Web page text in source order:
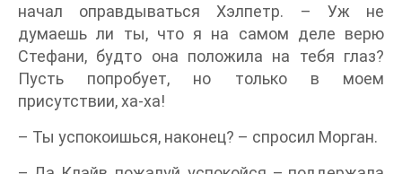
начал оправдываться Хэлпетр. – Уж не
думаешь ли ты, что я на самом деле верю
Стефани, будто она положила на тебя глаз?
Пусть попробует, но только в моем
присутствии, ха-ха!
– Ты успокоишься, наконец? – спросил Морган.